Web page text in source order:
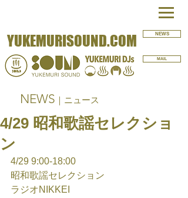
YUKEMURISOUND.COM NEWS
MAIL
NEWS ｜ニュース
4/29 昭和歌謡セレクショ
ン
4/29 9:00-18:00
昭和歌謡セレクション
ラジオNIKKEI